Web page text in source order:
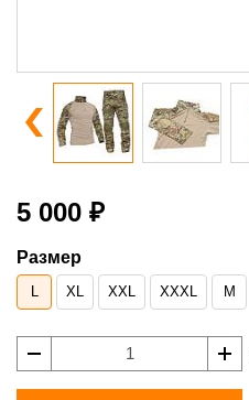
5 000 ₽
Размер
L XL XXL XXXL М